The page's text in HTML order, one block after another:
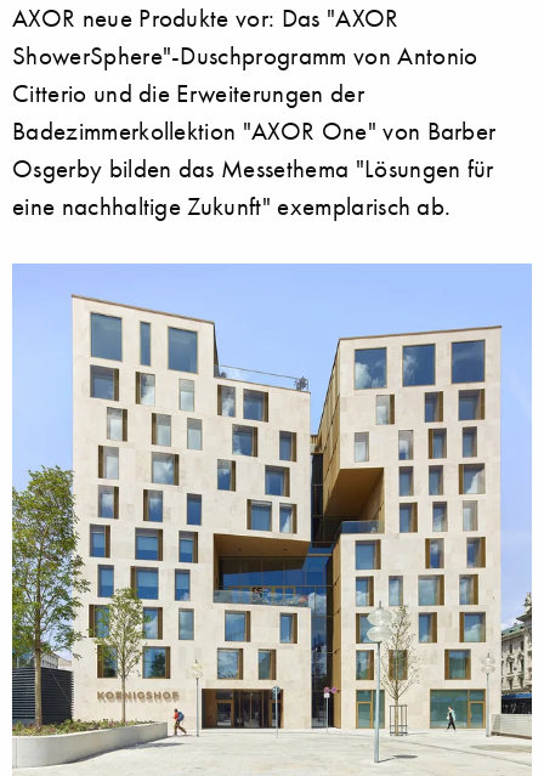
AXOR neue Produkte vor: Das "AXOR
ShowerSphere"-Duschprogramm von Antonio
Citterio und die Erweiterungen der
Badezimmerkollektion "AXOR One" von Barber
Osgerby bilden das Messethema "Lösungen für
eine nachhaltige Zukunft" exemplarisch ab.